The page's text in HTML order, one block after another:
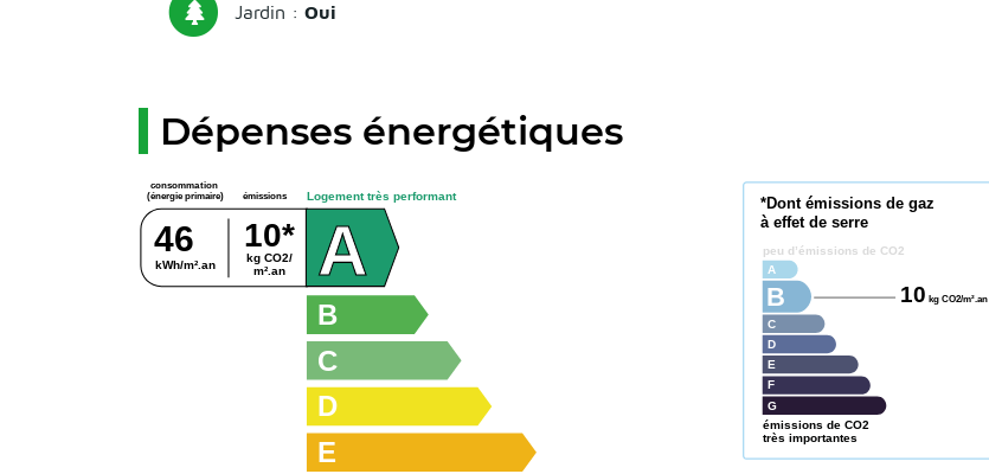
Jardin :Oui
Dépenses énergétiques
consommation
(énergie primaire)
émissions
kg CO2/
m².an
kWh/m².an
46 10*
E
D
C
B
A
Logement très performant
émissions de CO2
très importantes
*Dont émissions de gaz
à effet de serre
peu d’émissions de CO2
G
F
E
D
C
B 10 kg CO2/m².an
A